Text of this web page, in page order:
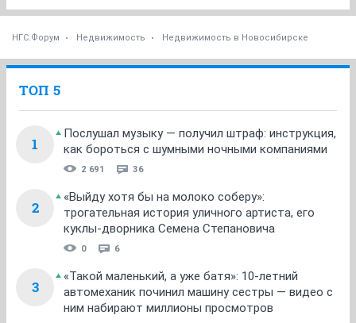
НГС.Форум Недвижимость Недвижимость в Новосибирске
ТОП 5
1
Послушал музыку — получил штраф: инструкция,
как бороться с шумными ночными компаниями
2 691 36
2
«Выйду хотя бы на молоко соберу»:
трогательная история уличного артиста, его
куклы-дворника Семена Степановича
0 6
3
«Такой маленький, а уже батя»: 10-летний
автомеханик починил машину сестры — видео с
ним набирают миллионы просмотров